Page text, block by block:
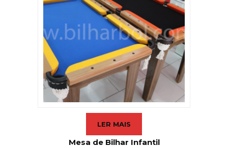
LER MAIS
Mesa de Bilhar Infantil